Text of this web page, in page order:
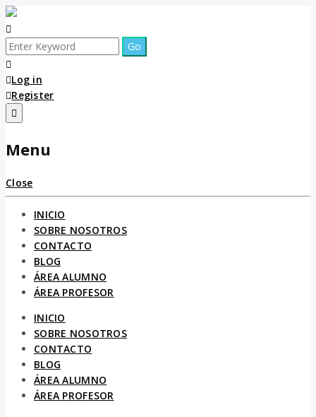
Log in
Register
Menu
Close
INICIO
SOBRE NOSOTROS
CONTACTO
BLOG
ÁREA ALUMNO
ÁREA PROFESOR
INICIO
SOBRE NOSOTROS
CONTACTO
BLOG
ÁREA ALUMNO
ÁREA PROFESOR